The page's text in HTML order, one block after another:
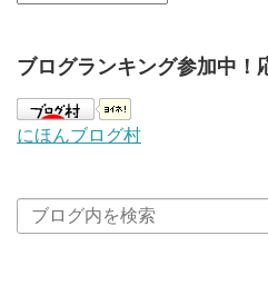
ブログランキング参加中！
にほんブログ村